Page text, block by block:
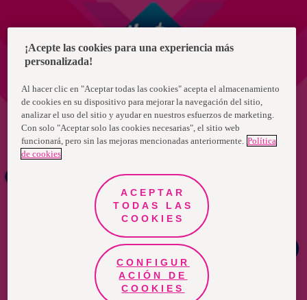
¡Acepte las cookies para una experiencia más
personalizada!
Al hacer clic en "Aceptar todas las cookies" acepta el almacenamiento
de cookies en su dispositivo para mejorar la navegación del sitio,
analizar el uso del sitio y ayudar en nuestros esfuerzos de marketing.
Con solo "Aceptar solo las cookies necesarias", el sitio web
funcionará, pero sin las mejoras mencionadas anteriormente. Política
de cookies
ACEPTAR
TODAS LAS
COOKIES
CONFIGUR
ACIÓN DE
COOKIES